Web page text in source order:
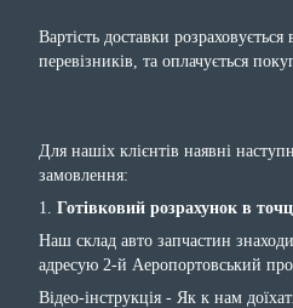
Вартість доставки
перевізників, та оплачується
Для нашіх клієнтів наявні
замовлення:
1. Готівковий розрахунок в
Наш склад авто запчастин
адресую 2-й Аеропортовський
Відео-інструкція - Як к нам